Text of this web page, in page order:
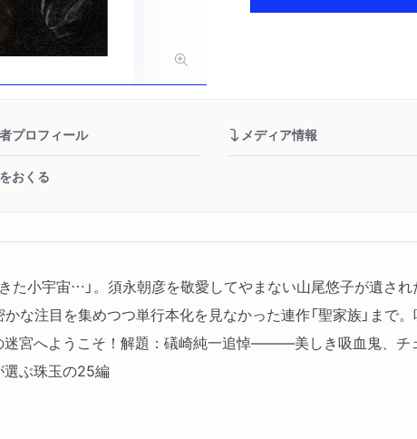
プロフィール メディア情報
おくる
た小宇宙…」。須永朝彦を敬愛してやまない山尾悠子が遺さ
かな注目を集めつつ単行本化を見なかった連作「聖家族」ま
迷宮へようこそ！解題：礒崎純一追悼―――美しき吸血鬼、チ
ぶ珠玉の25編